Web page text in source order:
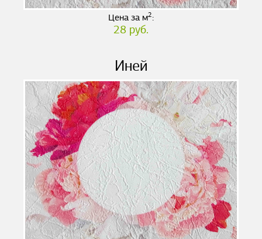
Цена за м2:
28 руб.
Иней